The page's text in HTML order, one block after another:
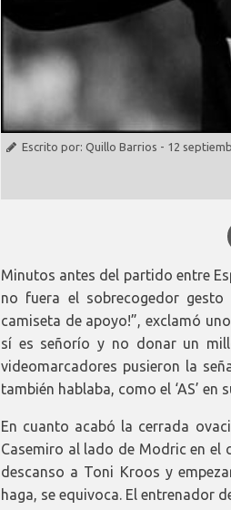
Escrito por: Quillo Barrios - 12
Minutos antes del partido entre
no fuera el sobrecogedor
camiseta de apoyo!”, exclamó
sí es señorío y no donar un
videomarcadores pusieron la
también hablaba, como el ‘AS’ en
En cuanto acabó la cerrada
Casemiro al lado de Modric en el
descanso a Toni Kroos y
haga, se equivoca. El entrenador